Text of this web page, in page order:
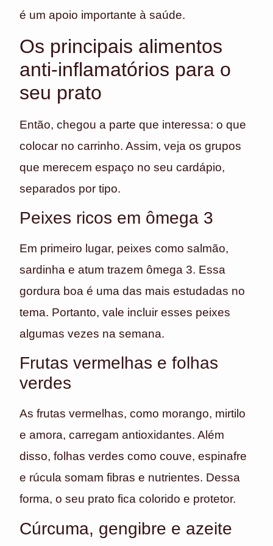
é um apoio importante à saúde.
Os principais alimentos
anti-inflamatórios para o
seu prato
Então, chegou a parte que interessa: o que
colocar no carrinho. Assim, veja os grupos
que merecem espaço no seu cardápio,
separados por tipo.
Peixes ricos em ômega 3
Em primeiro lugar, peixes como salmão,
sardinha e atum trazem ômega 3. Essa
gordura boa é uma das mais estudadas no
tema. Portanto, vale incluir esses peixes
algumas vezes na semana.
Frutas vermelhas e folhas
verdes
As frutas vermelhas, como morango, mirtilo
e amora, carregam antioxidantes. Além
disso, folhas verdes como couve, espinafre
e rúcula somam fibras e nutrientes. Dessa
forma, o seu prato fica colorido e protetor.
Cúrcuma, gengibre e azeite